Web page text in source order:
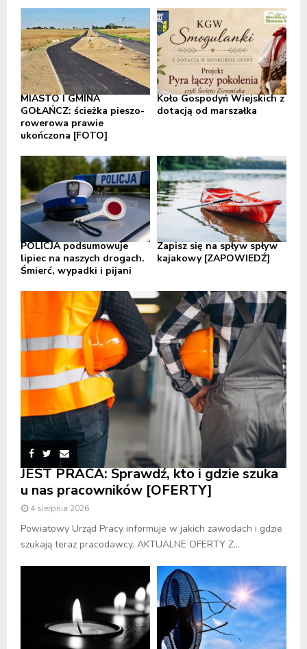
MIASTO I GMINA
GOŁAŃCZ: ścieżka pieszo-
rowerowa prawie
ukończona [FOTO]
Koło Gospodyń Wiejskich z
dotacją od marszałka
POLICJA podsumowuje
lipiec na naszych drogach.
Śmierć, wypadki i pijani
Zapisz się na spływ spływ
kajakowy [ZAPOWIEDŹ]
JEST PRACA: Sprawdź, kto i gdzie szuka
u nas pracowników [OFERTY]
4 sierpnia 2026
Powiatowy Urząd Pracy informuje w jakich zawodach i gdzie
szukają teraz pracodawcy. AKTUALNE OFERTY Z...